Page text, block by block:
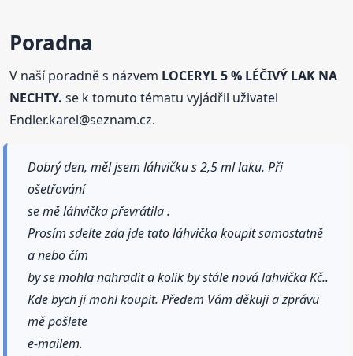
Poradna
V naší poradně s názvem LOCERYL 5 % LÉČIVÝ LAK NA
NECHTY. se k tomuto tématu vyjádřil uživatel
Endler.karel@seznam.cz.
Dobrý den, měl jsem láhvičku s 2,5 ml laku. Při
ošetřování
se mě láhvička převrátila .
Prosím sdelte zda jde tato láhvička koupit samostatně
a nebo čím
by se mohla nahradit a kolik by stále nová lahvička Kč..
Kde bych ji mohl koupit. Předem Vám děkuji a zprávu
mě pošlete
e-mailem.